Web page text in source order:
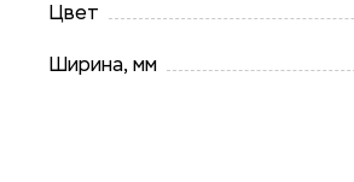
Цвет
Ширина, мм